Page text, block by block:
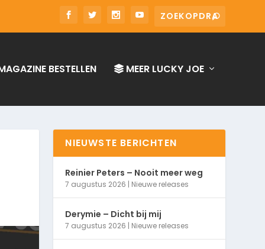
BESTELLEN MEER LUCKY JOE
NIEUWSTE BERICHTEN
Reinier Peters – Nooit meer weg
7 augustus 2026 | Nieuwe releases
Derymie – Dicht bij mij
7 augustus 2026 | Nieuwe releases